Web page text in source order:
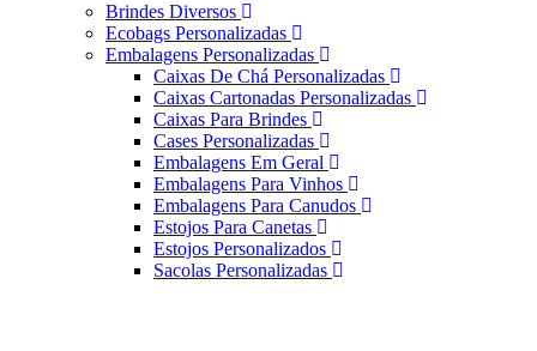
Brindes Diversos
Ecobags Personalizadas
Embalagens Personalizadas
Caixas De Chá Personalizadas
Caixas Cartonadas Personalizadas
Caixas Para Brindes
Cases Personalizadas
Embalagens Em Geral
Embalagens Para Vinhos
Embalagens Para Canudos
Estojos Para Canetas
Estojos Personalizados
Sacolas Personalizadas